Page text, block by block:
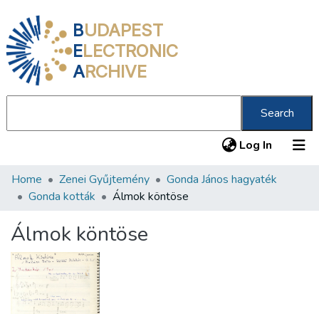
BUDAPEST
ELECTRONIC
ARCHIVE
Search
Log In (current)
Communities & Collections
Statistics
About us
Home Zenei Gyűjtemény
Gonda János hagyaték
Gonda kották
Álmok köntöse
Álmok köntöse